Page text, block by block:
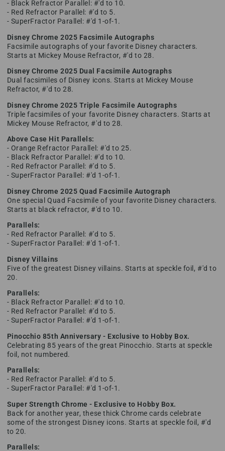
- Black Refractor Parallel: #'d to 10.
- Red Refractor Parallel: #'d to 5.
- SuperFractor Parallel: #'d 1-of-1.
Disney Chrome 2025 Facsimile Autographs
Facsimile autographs of your favorite Disney characters.
Starts at Mickey Mouse Refractor, #'d to 28.
Disney Chrome 2025 Dual Facsimile Autographs
Dual facsimiles of Disney icons. Starts at Mickey Mouse
Refractor, #'d to 28.
Disney Chrome 2025 Triple Facsimile Autographs
Triple facsimiles of your favorite Disney characters. Starts at
Mickey Mouse Refractor, #'d to 28.
Above Case Hit Parallels:
- Orange Refractor Parallel: #'d to 25.
- Black Refractor Parallel: #'d to 10.
- Red Refractor Parallel: #'d to 5.
- SuperFractor Parallel: #'d 1-of-1.
Disney Chrome 2025 Quad Facsimile Autograph
One special Quad Facsimile of your favorite Disney characters.
Starts at black refractor, #'d to 10.
Parallels:
- Red Refractor Parallel: #'d to 5.
- SuperFractor Parallel: #'d 1-of-1.
Disney Villains
Five of the greatest Disney villains. Starts at speckle foil, #'d to
20.
Parallels:
- Black Refractor Parallel: #'d to 10.
- Red Refractor Parallel: #'d to 5.
- SuperFractor Parallel: #'d 1-of-1.
Pinocchio 85th Anniversary - Exclusive to Hobby Box.
Celebrating 85 years of the great Pinocchio. Starts at speckle
foil, not numbered.
Parallels:
- Red Refractor Parallel: #'d to 5.
- SuperFractor Parallel: #'d 1-of-1.
Super Strength Chrome - Exclusive to Hobby Box.
Back for another year, these thick Chrome cards celebrate
some of the strongest Disney icons. Starts at speckle foil, #'d
to 20.
Parallels: